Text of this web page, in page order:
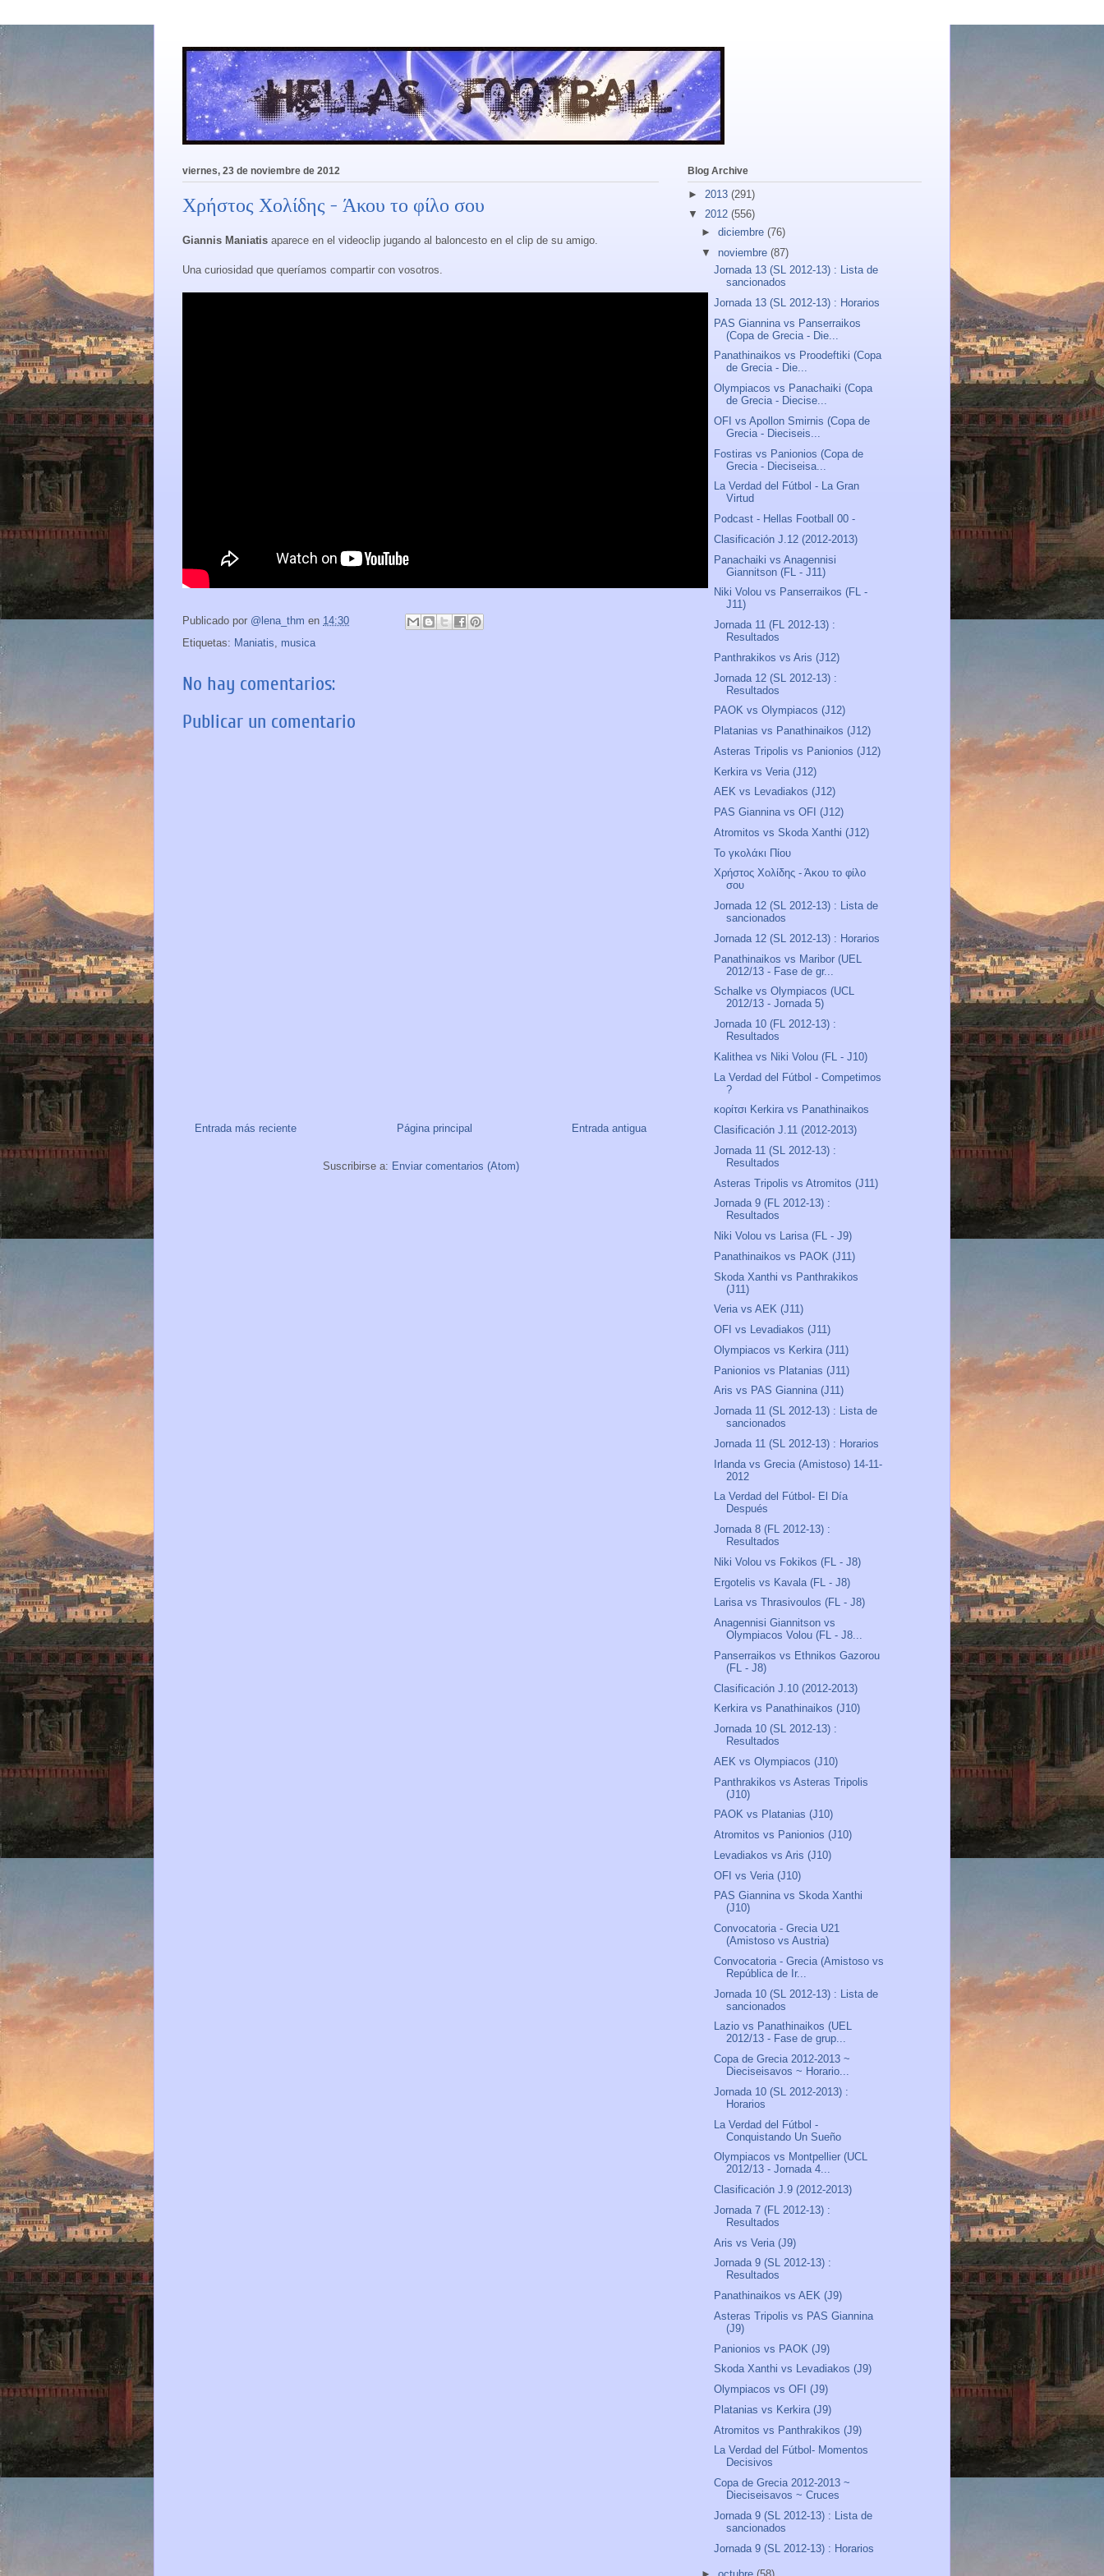
viernes, 23 de noviembre de 2012
Χρήστος Χολίδης - Άκου το φίλο σου
Giannis Maniatis aparece en el videoclip jugando al baloncesto en el clip de su amigo.
Una curiosidad que queríamos compartir con vosotros.
Publicado por @lena_thm en 14:30
Etiquetas: Maniatis musica
No hay comentarios:
Publicar un comentario
Entrada más reciente Entrada antigua
Página principal
Suscribirse a: Enviar comentarios (Atom)
Blog Archive
► 2013 (291)
▼ 2012 (556)
► diciembre (76)
▼ noviembre (87)
Jornada 13 (SL 2012-13) : Lista de
sancionados
Jornada 13 (SL 2012-13) : Horarios
PAS Giannina vs Panserraikos
(Copa de Grecia - Die...
Panathinaikos vs Proodeftiki (Copa
de Grecia - Die...
Olympiacos vs Panachaiki (Copa
de Grecia - Diecise...
OFI vs Apollon Smirnis (Copa de
Grecia - Dieciseis...
Fostiras vs Panionios (Copa de
Grecia - Dieciseisa...
La Verdad del Fútbol - La Gran
Virtud
Podcast - Hellas Football 00 -
Clasificación J.12 (2012-2013)
Panachaiki vs Anagennisi
Giannitson (FL - J11)
Niki Volou vs Panserraikos (FL -
J11)
Jornada 11 (FL 2012-13) :
Resultados
Panthrakikos vs Aris (J12)
Jornada 12 (SL 2012-13) :
Resultados
PAOK vs Olympiacos (J12)
Platanias vs Panathinaikos (J12)
Asteras Tripolis vs Panionios (J12)
Kerkira vs Veria (J12)
AEK vs Levadiakos (J12)
PAS Giannina vs OFI (J12)
Atromitos vs Skoda Xanthi (J12)
Το γκολάκι Πίου
Χρήστος Χολίδης - Άκου το φίλο
σου
Jornada 12 (SL 2012-13) : Lista de
sancionados
Jornada 12 (SL 2012-13) : Horarios
Panathinaikos vs Maribor (UEL
2012/13 - Fase de gr...
Schalke vs Olympiacos (UCL
2012/13 - Jornada 5)
Jornada 10 (FL 2012-13) :
Resultados
Kalithea vs Niki Volou (FL - J10)
La Verdad del Fútbol - Competimos
?
κορίτσι Kerkira vs Panathinaikos
Clasificación J.11 (2012-2013)
Jornada 11 (SL 2012-13) :
Resultados
Asteras Tripolis vs Atromitos (J11)
Jornada 9 (FL 2012-13) :
Resultados
Niki Volou vs Larisa (FL - J9)
Panathinaikos vs PAOK (J11)
Skoda Xanthi vs Panthrakikos
(J11)
Veria vs AEK (J11)
OFI vs Levadiakos (J11)
Olympiacos vs Kerkira (J11)
Panionios vs Platanias (J11)
Aris vs PAS Giannina (J11)
Jornada 11 (SL 2012-13) : Lista de
sancionados
Jornada 11 (SL 2012-13) : Horarios
Irlanda vs Grecia (Amistoso) 14-11-
2012
La Verdad del Fútbol- El Día
Después
Jornada 8 (FL 2012-13) :
Resultados
Niki Volou vs Fokikos (FL - J8)
Ergotelis vs Kavala (FL - J8)
Larisa vs Thrasivoulos (FL - J8)
Anagennisi Giannitson vs
Olympiacos Volou (FL - J8...
Panserraikos vs Ethnikos Gazorou
(FL - J8)
Clasificación J.10 (2012-2013)
Kerkira vs Panathinaikos (J10)
Jornada 10 (SL 2012-13) :
Resultados
AEK vs Olympiacos (J10)
Panthrakikos vs Asteras Tripolis
(J10)
PAOK vs Platanias (J10)
Atromitos vs Panionios (J10)
Levadiakos vs Aris (J10)
OFI vs Veria (J10)
PAS Giannina vs Skoda Xanthi
(J10)
Convocatoria - Grecia U21
(Amistoso vs Austria)
Convocatoria - Grecia (Amistoso vs
República de Ir...
Jornada 10 (SL 2012-13) : Lista de
sancionados
Lazio vs Panathinaikos (UEL
2012/13 - Fase de grup...
Copa de Grecia 2012-2013 ~
Dieciseisavos ~ Horario...
Jornada 10 (SL 2012-2013) :
Horarios
La Verdad del Fútbol -
Conquistando Un Sueño
Olympiacos vs Montpellier (UCL
2012/13 - Jornada 4...
Clasificación J.9 (2012-2013)
Jornada 7 (FL 2012-13) :
Resultados
Aris vs Veria (J9)
Jornada 9 (SL 2012-13) :
Resultados
Panathinaikos vs AEK (J9)
Asteras Tripolis vs PAS Giannina
(J9)
Panionios vs PAOK (J9)
Skoda Xanthi vs Levadiakos (J9)
Olympiacos vs OFI (J9)
Platanias vs Kerkira (J9)
Atromitos vs Panthrakikos (J9)
La Verdad del Fútbol- Momentos
Decisivos
Copa de Grecia 2012-2013 ~
Dieciseisavos ~ Cruces
Jornada 9 (SL 2012-13) : Lista de
sancionados
Jornada 9 (SL 2012-13) : Horarios